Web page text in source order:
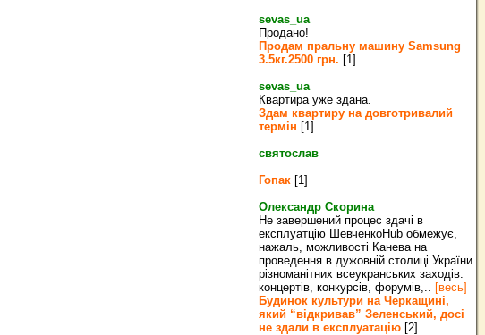
sevas_ua
Продано!
Продам пральну машину Samsung
3.5кг.2500 грн. [1]
sevas_ua
Квартира уже здана.
Здам квартиру на довготривалий
термін [1]
святослав
Гопак [1]
Олександр Скорина
Не завершений процес здачі в
експлуатцію ШевченкоHub обмежує,
нажаль, можливості Канева на
проведення в дужовній столиці України
різноманітних всеукранських заходів:
концертів, конкурсів, форумів,.. [весь]
Будинок культури на Черкащині,
який “відкривав” Зеленський, досі
не здали в експлуатацію [2]